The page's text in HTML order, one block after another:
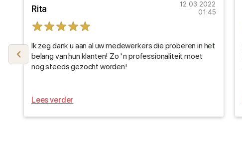
Rita
12.03.2022
01:45
Ik zeg dank u aan al uw medewerkers die proberen in het
belang van hun klanten! Zo ' n professionaliteit moet
nog steeds gezocht worden!
Lees verder